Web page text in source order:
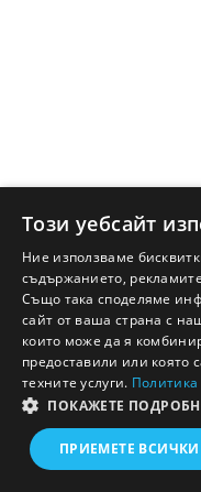
Английско -
Условия
Този уебсайт
Ние използваме
съдържанието,
Също така споделяме
сайт от ваша страна с
които може да я
предоставили или която
техните услуги. Политика
ПОКАЖЕТЕ
ПРИЕМЕТЕ ВСИЧКИ